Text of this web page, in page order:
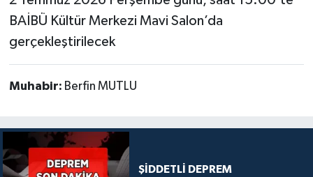
BAİBÜ Kültür Merkezi Mavi Salon’da
gerçekleştirilecek
Muhabir: Berfin MUTLU
ŞİDDETLİ DEPREM